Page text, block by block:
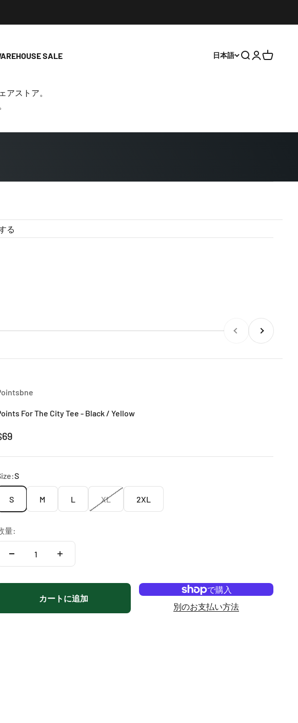
SALE 日本語 検索を開く
アカウント
カートを
アストア。
る
次へ
For The City Tee - Black / Yellow
ール価格
S
S M L XL 2XL
量:
カートに追加
別のお支払い方法